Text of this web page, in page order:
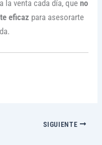
la venta cada día, queno
eficaz para asesorarte
SIGUIENTE